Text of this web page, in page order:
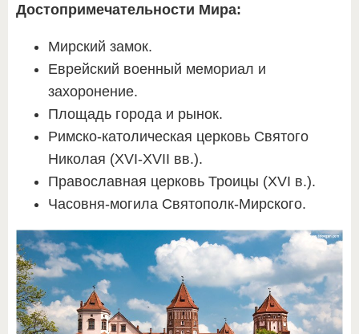
Достопримечательности Мира:
Мирский замок.
Еврейский военный мемориал и
захоронение.
Площадь города и рынок.
Римско-католическая церковь Святого
Николая (XVI-XVII вв.).
Православная церковь Троицы (XVI в.).
Часовня-могила Святополк-Мирского.